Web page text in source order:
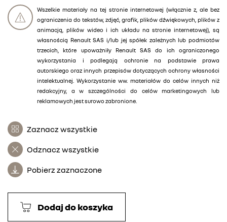
Wszelkie materiały na tej stronie internetowej (włącznie z, ale bez
ograniczenia do tekstów, zdjęć, grafik, plików dźwiękowych, plików z
animacją, plików wideo i ich układu na stronie internetowej), są
własnością Renault SAS i/lub jej spółek zależnych lub podmiotów
trzecich, które upoważniły Renault SAS do ich ograniczonego
wykorzystania i podlegają ochronie na podstawie prawa
autorskiego oraz innych przepisów dotyczących ochrony własności
intelektualnej. Wykorzystanie ww. materiałów do celów innych niż
redakcyjny, a w szczególności do celów marketingowych lub
reklamowych jest surowo zabronione.
Zaznacz wszystkie
Odznacz wszystkie
Pobierz zaznaczone
Dodaj do koszyka